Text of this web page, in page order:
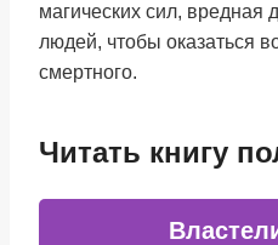
магических сил, вредная
людей, чтобы оказаться
смертного.
Читать книгу